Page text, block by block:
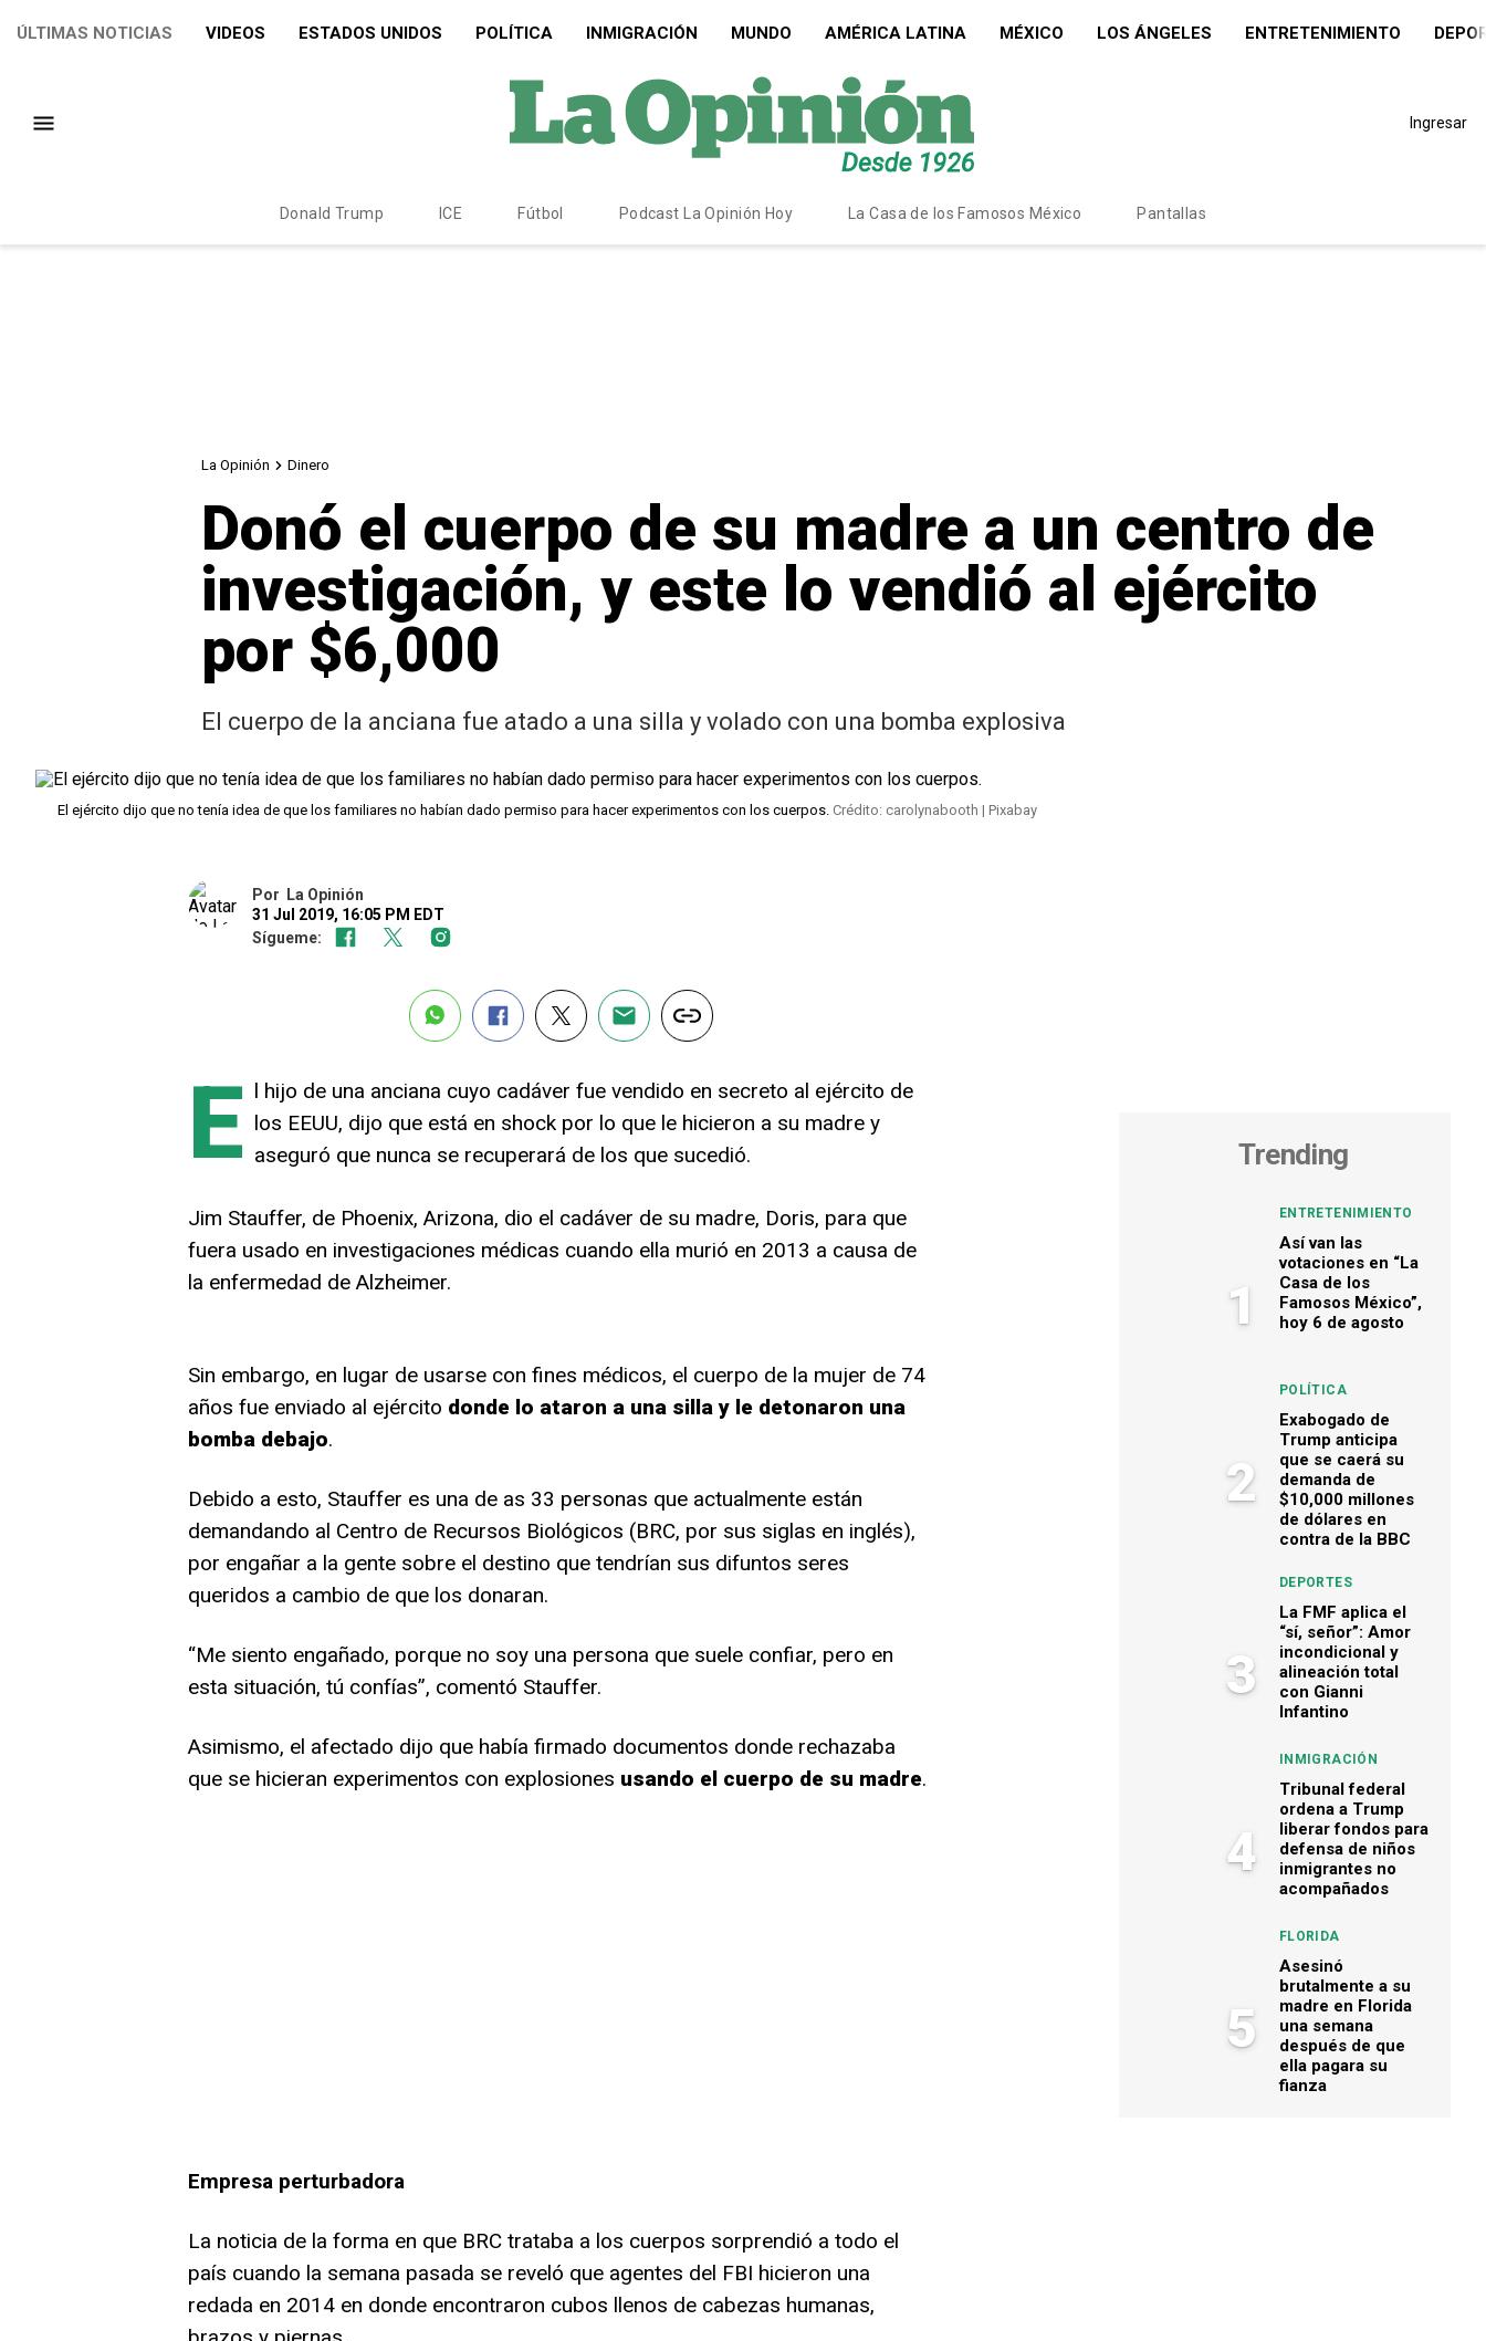
ÚLTIMAS NOTICIAS VIDEOS ESTADOS UNIDOS POLÍTICA INMIGRACIÓN MUNDO AMÉRICA LATINA MÉXICO LOS ÁNGELES ENTRETENIMIENTO
Ingresar
Donald Trump ICE Fútbol Podcast La Opinión Hoy La Casa de los Famosos México Pantallas
La Opinión Dinero
Donó el cuerpo de su madre a un centro de
investigación, y este lo vendió al ejército
por $6,000
El cuerpo de la anciana fue atado a una silla y volado con una bomba explosiva
El ejército dijo que no tenía idea de que los familiares no habían dado permiso para hacer experimentos con los cuerpos. Crédito: carolynabooth | Pixabay
Por
La Opinión
31 Jul 2019, 16:05 PM EDT
Sígueme:
E l hijo de una anciana cuyo cadáver fue vendido en secreto al ejército de
los EEUU, dijo que está en shock por lo que le hicieron a su madre y
aseguró que nunca se recuperará de los que sucedió.
Jim Stauffer, de Phoenix, Arizona, dio el cadáver de su madre, Doris, para que
fuera usado en investigaciones médicas cuando ella murió en 2013 a causa de
la enfermedad de Alzheimer.
Sin embargo, en lugar de usarse con fines médicos, el cuerpo de la mujer de 74
años fue enviado al ejército donde lo ataron a una silla y le detonaron una
bomba debajo.
Debido a esto, Stauffer es una de as 33 personas que actualmente están
demandando al Centro de Recursos Biológicos (BRC, por sus siglas en inglés),
por engañar a la gente sobre el destino que tendrían sus difuntos seres
queridos a cambio de que los donaran.
“Me siento engañado, porque no soy una persona que suele confiar, pero en
esta situación, tú confías”, comentó Stauffer.
Asimismo, el afectado dijo que había firmado documentos donde rechazaba
que se hicieran experimentos con explosiones usando el cuerpo de su madre.
Empresa perturbadora
La noticia de la forma en que BRC trataba a los cuerpos sorprendió a todo el
país cuando la semana pasada se reveló que agentes del FBI hicieron una
redada en 2014 en donde encontraron cubos llenos de cabezas humanas,
Trending
1
ENTRETENIMIENTO
Así van las
votaciones en “La
Casa de los
Famosos México”,
hoy 6 de agosto
2
POLÍTICA
Exabogado de
Trump anticipa
que se caerá su
demanda de
$10,000 millones
de dólares en
contra de la BBC
3
DEPORTES
La FMF aplica el
“sí, señor”: Amor
incondicional y
alineación total
con Gianni
Infantino
4
INMIGRACIÓN
Tribunal federal
ordena a Trump
liberar fondos para
defensa de niños
inmigrantes no
acompañados
5
FLORIDA
Asesinó
brutalmente a su
madre en Florida
una semana
después de que
ella pagara su
fianza